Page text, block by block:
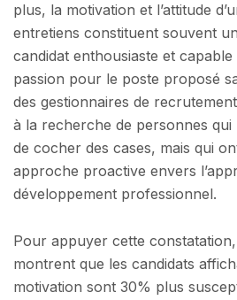
plus, la motivation et l’attitude
entretiens constituent souvent
candidat enthousiaste et
passion pour le poste proposé
des gestionnaires de
à la recherche de personnes
de cocher des cases, mais qui
approche proactive envers
développement professionnel.
Pour appuyer cette
montrent que les candidats
motivation sont 30% plus